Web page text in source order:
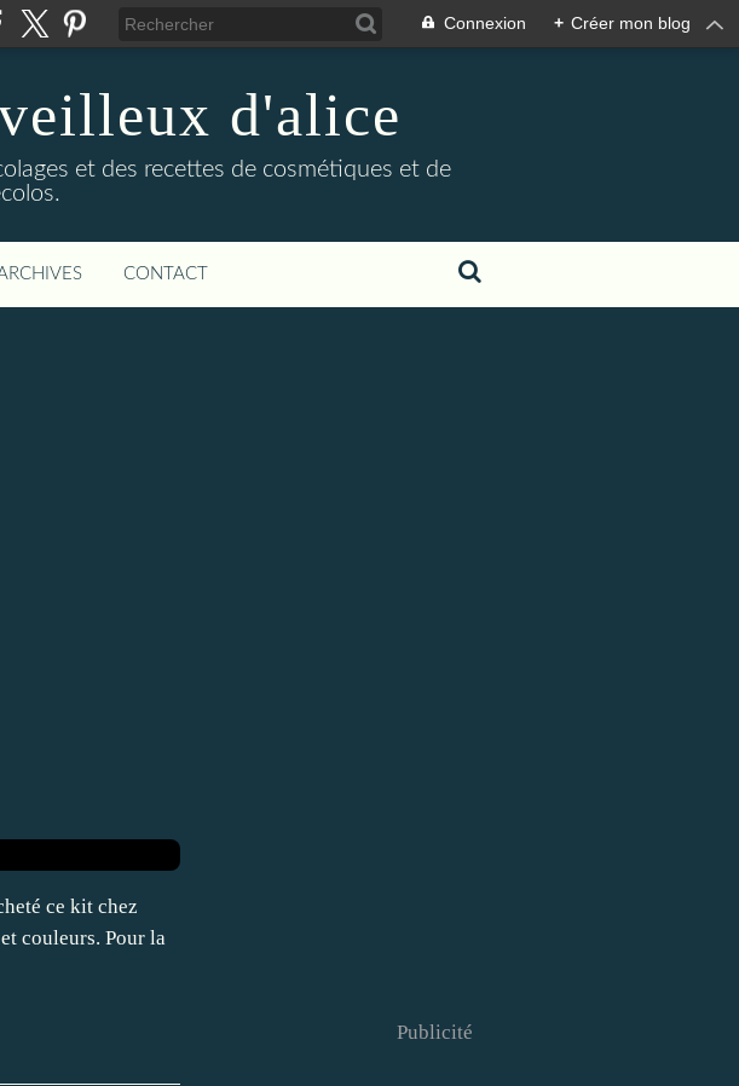
Connexion + Créer mon blog
d'alice
et des recettes de cosmétiques et de
CONTACT
ce kit chez
couleurs. Pour la
Publicité